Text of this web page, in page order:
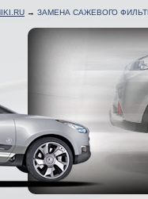
→ ЗАМЕНА САЖЕВОГО